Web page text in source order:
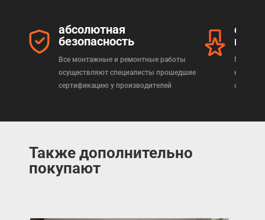
абсолютная
безопасность
Все монтажные и ремонтные работы
осуществляют специалисты прошедшие
сертификацию у производителей
Мы
Также дополнительно
покупают